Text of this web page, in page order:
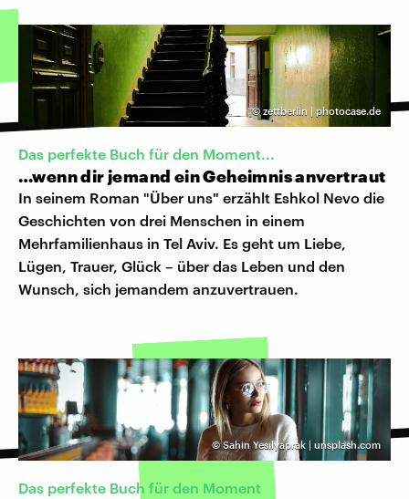
© zettberlin | photocase.de
Das perfekte Buch für den Moment...
…wenn dir jemand ein Geheimnis anvertraut
In seinem Roman "Über uns" erzählt Eshkol Nevo die
Geschichten von drei Menschen in einem
Mehrfamilienhaus in Tel Aviv. Es geht um Liebe,
Lügen, Trauer, Glück – über das Leben und den
Wunsch, sich jemandem anzuvertrauen.
©Sahin Yesilyaprak | unsplash.com
Das perfekte Buch für den Moment